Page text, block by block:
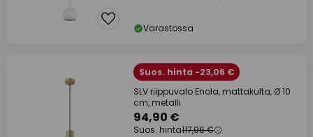
Varastossa
Suos. hinta -23,06 €
SLV riippuvalo Enola, mattakulta, Ø 10
cm, metalli
94,90 €
Suos. hinta117,96 €